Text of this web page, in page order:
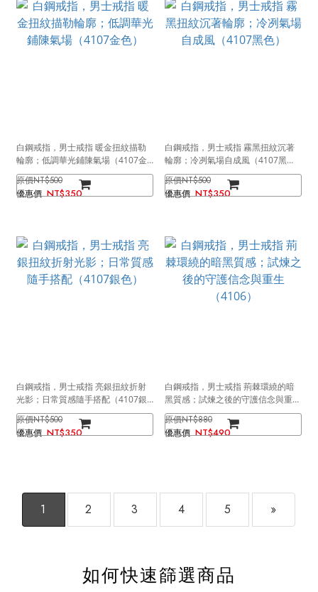
白鋼戒指，男士戒指 暖金扭紋描勒
輪廓；低調華光鋪陳氣場（4107金
色）
NT$500
NT$350
白鋼戒指，男士戒指 霧黑扭紋沉著
輪廓；冷冽氣場自成風（4107黑
色）
NT$500
NT$350
白鋼戒指，男士戒指 亮銀扭紋折射
光影；日常質感隨手搭配（4107銀
色）
NT$500
NT$350
白鋼戒指，男士戒指 荊棘環繞的暗
黑質感；試煉之後的守護信念與重生
（4106）
NT$880
NT$490
1 2 3 4 5 »
如何快速篩選商品